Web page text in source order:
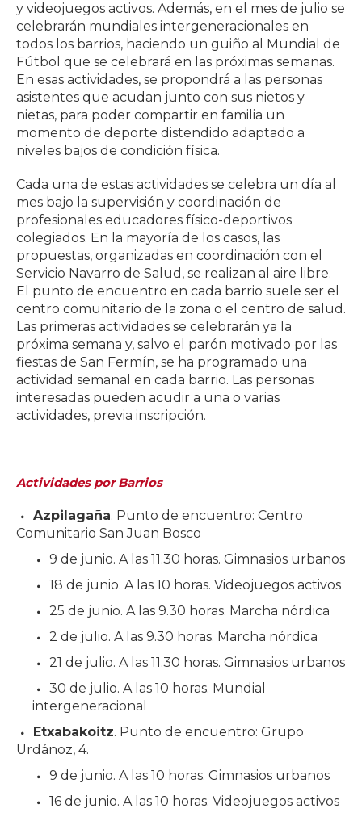
y videojuegos activos. Además, en el mes de julio se
celebrarán mundiales intergeneracionales en
todos los barrios, haciendo un guiño al Mundial de
Fútbol que se celebrará en las próximas semanas.
En esas actividades, se propondrá a las personas
asistentes que acudan junto con sus nietos y
nietas, para poder compartir en familia un
momento de deporte distendido adaptado a
niveles bajos de condición física.
Cada una de estas actividades se celebra un día al
mes bajo la supervisión y coordinación de
profesionales educadores físico-deportivos
colegiados. En la mayoría de los casos, las
propuestas, organizadas en coordinación con el
Servicio Navarro de Salud, se realizan al aire libre.
El punto de encuentro en cada barrio suele ser el
centro comunitario de la zona o el centro de salud.
Las primeras actividades se celebrarán ya la
próxima semana y, salvo el parón motivado por las
fiestas de San Fermín, se ha programado una
actividad semanal en cada barrio. Las personas
interesadas pueden acudir a una o varias
actividades, previa inscripción.
Actividades por Barrios
Azpilagaña. Punto de encuentro: Centro
Comunitario San Juan Bosco
9 de junio. A las 11.30 horas. Gimnasios urbanos
18 de junio. A las 10 horas. Videojuegos activos
25 de junio. A las 9.30 horas. Marcha nórdica
2 de julio. A las 9.30 horas. Marcha nórdica
21 de julio. A las 11.30 horas. Gimnasios urbanos
30 de julio. A las 10 horas. Mundial
intergeneracional
Etxabakoitz. Punto de encuentro: Grupo
Urdánoz, 4.
9 de junio. A las 10 horas. Gimnasios urbanos
16 de junio. A las 10 horas. Videojuegos activos